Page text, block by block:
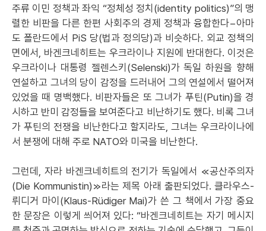
주류 이민 정책과 좌익 “정체성 정치(identity politics)”의 맹
렬한 비판을 다른 한편 사회주의 경제 정책과 융합한다−아마
도 폴란드에서 PiS 당(법과 정의당)과 비슷하다. 외교 정책의
면에서, 바겐크네히트는 우크라이나 지원에 반대한다. 이것은
우크라이나 대통령 젤렌스키(Selenski)가 독일 하원을 향해
연설하고 그녀의 당이 감정을 드러내어 그의 연설에서 떨어져
있었을 때 명백했다. 비판자들은 또 그녀가 푸틴(Putin)을 경
시하고 반미 감정들을 보여준다고 비난하기도 했다. 비록 그녀
가 푸틴의 전쟁을 비난한다고 할지라도, 그녀는 우크라이나에
서 분쟁에 대해 주로 NATO와 미국을 비난한다.
그런데, 자라 바겐크네히트의 전기가 독일에서 ≪공산주의자
(Die Kommunistin)≫라는 제목 아래 출판되었다. 클라우스-
뤼디거 마이(Klaus-Rüdiger Mai)가 쓴 그 책에서 가장 중요
한 문장은 이렇게 씌어져 있다: “바겐크네히트는 자기 메시지